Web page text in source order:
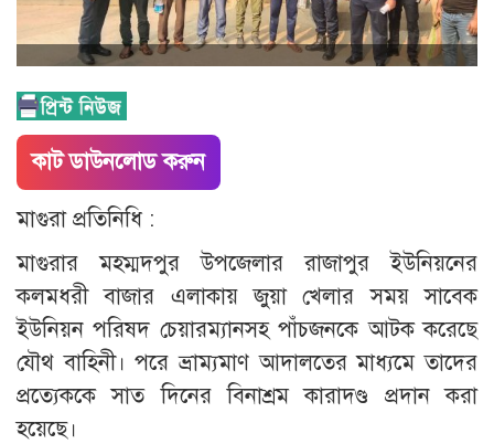
কাট ডাউনলোড করুন
মাগুরা প্রতিনিধি :
মাগুরার মহম্মদপুর উপজেলার রাজাপুর ইউনিয়নের
কলমধরী বাজার এলাকায় জুয়া খেলার সময় সাবেক
ইউনিয়ন পরিষদ চেয়ারম্যানসহ পাঁচজনকে আটক করেছে
যৌথ বাহিনী। পরে ভ্রাম্যমাণ আদালতের মাধ্যমে তাদের
প্রত্যেককে সাত দিনের বিনাশ্রম কারাদণ্ড প্রদান করা
হয়েছে।